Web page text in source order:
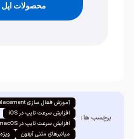
محصولات اپل
برچسب ها :
آموزش فعال سازی Text Replacement
افزایش سرعت تایپ در iOS
افزایش سرعت تایپ در macOS
میانبرهای متنی آیفون
ویژه